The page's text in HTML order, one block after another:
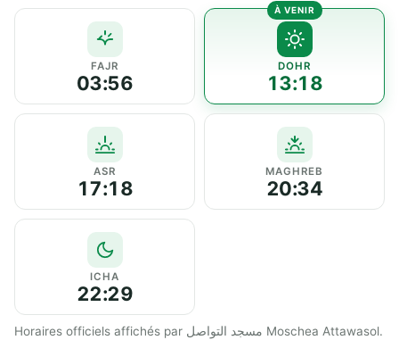
FAJR
03:56
DOHR
13:18
ASR
17:18
MAGHREB
20:34
ICHA
22:29
Horaires officiels affichés par مسجد التواصل Moschea Attawasol.